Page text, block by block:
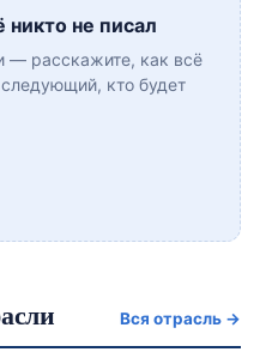
не писал
— расскажите, как всё
кто будет
Вся отрасль →